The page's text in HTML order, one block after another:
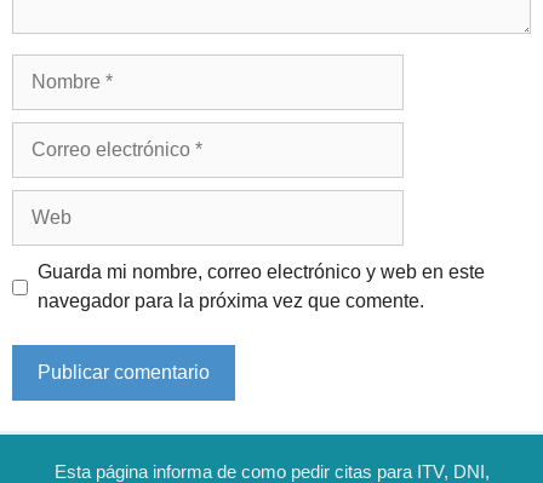
Guarda mi nombre, correo electrónico y web en este
navegador para la próxima vez que comente.
Esta página informa de como pedir citas para ITV, DNI,